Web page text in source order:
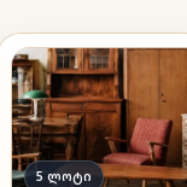
5 ლოტი